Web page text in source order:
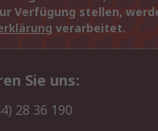
Verfügung stellen,
verarbeitet.
Sie uns:
28 36 190